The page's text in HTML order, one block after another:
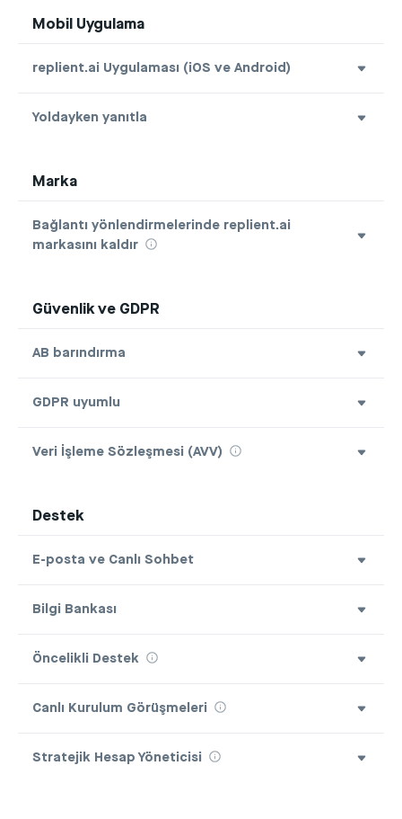
Mobil Uygulama
replient.ai Uygulaması (iOS ve Android)
Yoldayken yanıtla
Marka
Bağlantı yönlendirmelerinde replient.ai
markasını kaldır
Güvenlik ve GDPR
AB barındırma
GDPR uyumlu
Veri İşleme Sözleşmesi (AVV)
Destek
E-posta ve Canlı Sohbet
Bilgi Bankası
Öncelikli Destek
Canlı Kurulum Görüşmeleri
Stratejik Hesap Yöneticisi